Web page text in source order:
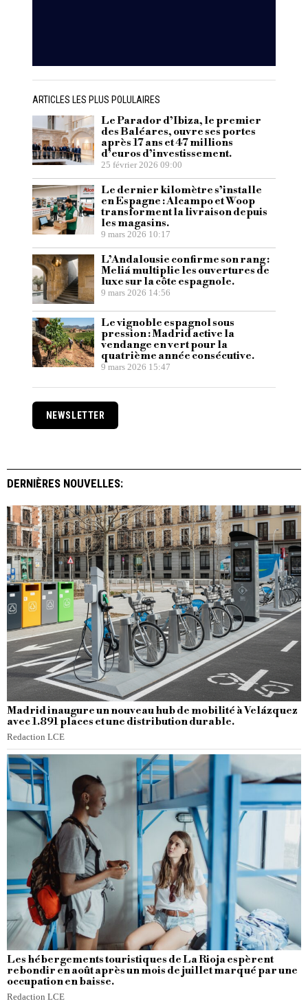
ARTICLES LES PLUS POLULAIRES
Le Parador d’Ibiza, le premier
des Baléares, ouvre ses portes
après 17 ans et 47 millions
d’euros d’investissement.
25 février 2026 09:00
Le dernier kilomètre s’installe
en Espagne : Alcampo et Woop
transforment la livraison depuis
les magasins.
9 mars 2026 10:17
L’Andalousie confirme son rang :
Meliá multiplie les ouvertures de
luxe sur la côte espagnole.
9 mars 2026 14:56
Le vignoble espagnol sous
pression : Madrid active la
vendange en vert pour la
quatrième année consécutive.
9 mars 2026 15:47
NEWSLETTER
DERNIÈRES NOUVELLES:
Madrid inaugure un nouveau hub de mobilité à Velázquez
avec 1.891 places et une distribution durable.
Redaction LCE
Les hébergements touristiques de La Rioja espèrent
rebondir en août après un mois de juillet marqué par une
occupation en baisse.
Redaction LCE